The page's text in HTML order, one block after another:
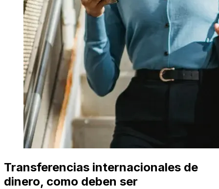
Transferencias internacionales de
dinero, como deben ser